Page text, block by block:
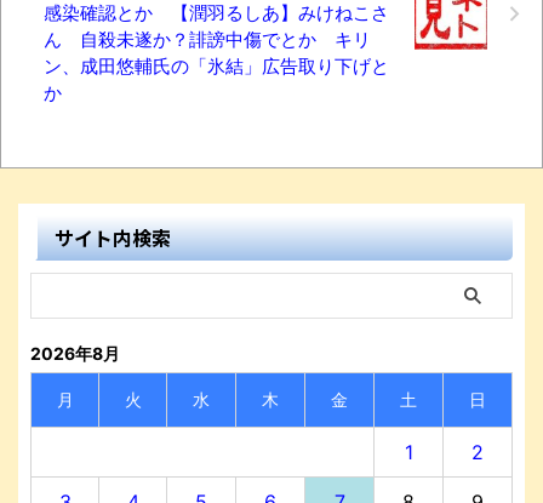
感染確認とか 【潤羽るしあ】みけねこさ
ん 自殺未遂か？誹謗中傷でとか キリ
ン、成田悠輔氏の「氷結」広告取り下げと
か
サイト内検索
2026年8月
月 火 水 木 金 土 日
1 2